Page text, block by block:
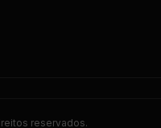
reservados.